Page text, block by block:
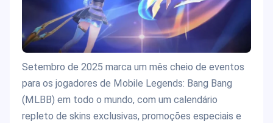
Setembro de 2025 marca um mês cheio de eventos
para os jogadores de Mobile Legends: Bang Bang
(MLBB) em todo o mundo, com um calendário
repleto de skins exclusivas, promoções especiais e